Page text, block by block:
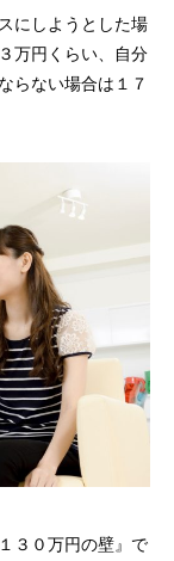
にしようとした場
万円くらい、自分
らない場合は１７
３０万円の壁』で